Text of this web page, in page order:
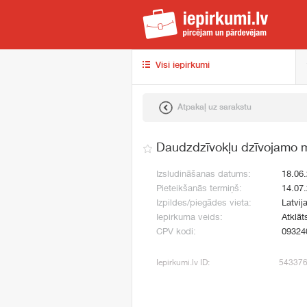
Visi iepirkumi
Atpakaļ uz sarakstu
Daudzdzīvokļu dzīvojamo
Izsludināšanas datums:
Pieteikšanās termiņš:
Izpildes/piegādes vieta:
Iepirkuma veids:
CPV kodi:
Iepirkumi.lv ID: